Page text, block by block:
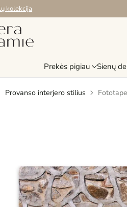
Prekės pigiau Sienų
kolekcija
Provanso interjero stilius